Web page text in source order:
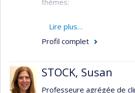
thèmes:
immunitaire et leur
développement des
l’étude des
environnementales
Lire plus…
Profil complet
STOCK, Susan
Professeure agrégée de